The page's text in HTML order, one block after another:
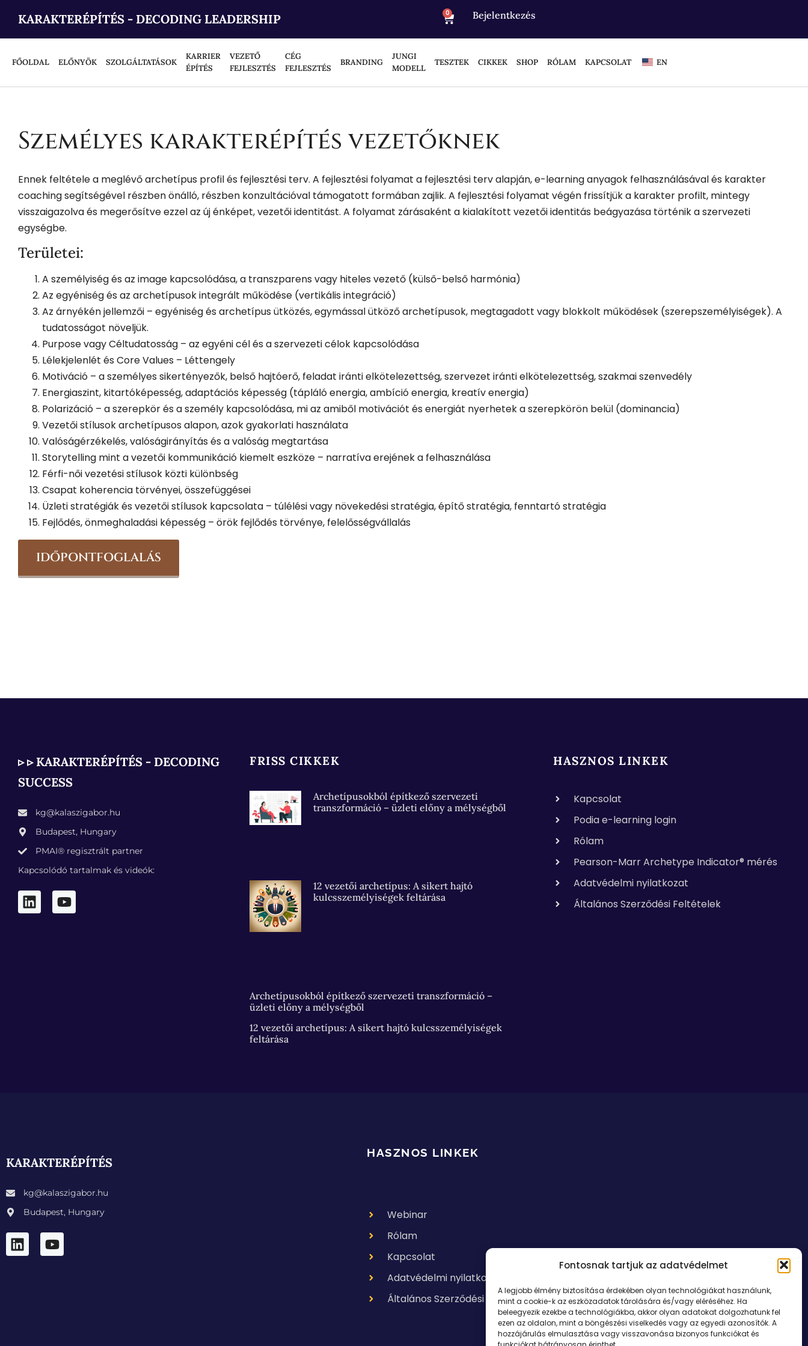
Fontosnak tartjuk az adatvédelmet
A legjobb élmény biztosítása érdekében olyan technológiákat használunk,
mint a cookie-k az eszközadatok tárolására és/vagy eléréséhez. Ha
beleegyezik ezekbe a technológiákba, akkor olyan adatokat dolgozhatunk fel
ezen az oldalon, mint a böngészési viselkedés vagy az egyedi azonosítók. A
hozzájárulás elmulasztása vagy visszavonása bizonyos funkciókat és
KARAKTERÉPÍTÉS - DECODING LEADERSHIP 0 Bejelentkezés
FŐOLDAL ELŐNYÖK SZOLGÁLTATÁSOK
KARRIER
ÉPÍTÉS
VEZETŐ
FEJLESZTÉS
CÉG
FEJLESZTÉS
BRANDING
JUNGI
MODELL
TESZTEK CIKKEK SHOP RÓLAM KAPCSOLAT EN
Személyes karakterépítés vezetőknek
Ennek feltétele a meglévő archetípus profil és fejlesztési terv. A fejlesztési folyamat a fejlesztési terv alapján, e-learning anyagok felhasználásával és karakter
coaching segítségével részben önálló, részben konzultációval támogatott formában zajlik. A fejlesztési folyamat végén frissítjük a karakter profilt, mintegy
visszaigazolva és megerősítve ezzel az új énképet, vezetői identitást. A folyamat zárásaként a kialakított vezetői identitás beágyazása történik a szervezeti
egységbe.
Területei:
A személyiség és az image kapcsolódása, a transzparens vagy hiteles vezető (külső-belső harmónia)
Az egyéniség és az archetípusok integrált működése (vertikális integráció)
Az árnyékén jellemzői – egyéniség és archetípus ütközés, egymással ütköző archetípusok, megtagadott vagy blokkolt működések (szerepszemélyiségek). A
tudatosságot növeljük.
Purpose vagy Céltudatosság – az egyéni cél és a szervezeti célok kapcsolódása
Lélekjelenlét és Core Values – Léttengely
Motiváció – a személyes sikertényezők, belső hajtóerő, feladat iránti elkötelezettség, szervezet iránti elkötelezettség, szakmai szenvedély
Energiaszint, kitartóképesség, adaptációs képesség (tápláló energia, ambíció energia, kreatív energia)
Polarizáció – a szerepkör és a személy kapcsolódása, mi az amiből motivációt és energiát nyerhetek a szerepkörön belül (dominancia)
Vezetői stílusok archetípusos alapon, azok gyakorlati használata
Valóságérzékelés, valóságirányítás és a valóság megtartása
Storytelling mint a vezetői kommunikáció kiemelt eszköze – narratíva erejének a felhasználása
Férfi-női vezetési stílusok közti különbség
Csapat koherencia törvényei, összefüggései
Üzleti stratégiák és vezetői stílusok kapcsolata – túlélési vagy növekedési stratégia, építő stratégia, fenntartó stratégia
Fejlődés, önmeghaladási képesség – örök fejlődés törvénye, felelősségvállalás
IDŐPONTFOGLALÁS
▹ ▹ KARAKTERÉPÍTÉS - DECODING
SUCCESS
kg@kalaszigabor.hu
Budapest, Hungary
PMAI® regisztrált partner
Kapcsolódó tartalmak és videók:
FRISS CIKKEK
Archetípusokból építkező szervezeti
transzformáció – üzleti előny a mélységből
12 vezetői archetípus: A sikert hajtó
kulcsszemélyiségek feltárása
Archetípusokból építkező szervezeti transzformáció –
üzleti előny a mélységből
12 vezetői archetípus: A sikert hajtó kulcsszemélyiségek
feltárása
HASZNOS LINKEK
Kapcsolat
Podia e-learning login
Rólam
Pearson-Marr Archetype Indicator® mérés
Adatvédelmi nyilatkozat
Általános Szerződési Feltételek
KARAKTERÉPÍTÉS
kg@kalaszigabor.hu
Budapest, Hungary
HASZNOS LINKEK
Webinar
Rólam
Kapcsolat
Adatvédelmi nyilatkozat
Általános Szerződési Feltételek